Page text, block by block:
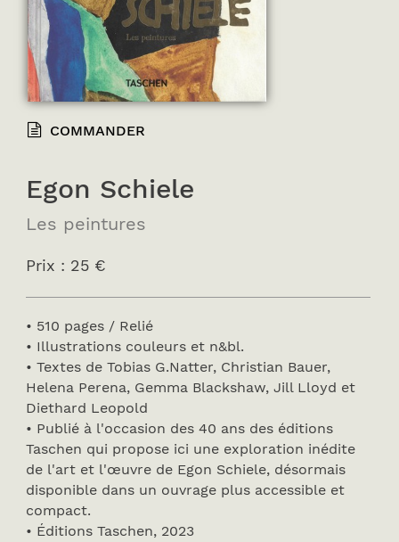
COMMANDER
Egon Schiele
Les peintures
Prix : 25 €
• 510 pages / Relié
• Illustrations couleurs et n&bl.
• Textes de Tobias G.Natter, Christian Bauer,
Helena Perena, Gemma Blackshaw, Jill Lloyd et
Diethard Leopold
• Publié à l'occasion des 40 ans des éditions
Taschen qui propose ici une exploration inédite
de l'art et l'œuvre de Egon Schiele, désormais
disponible dans un ouvrage plus accessible et
compact.
• Éditions Taschen, 2023